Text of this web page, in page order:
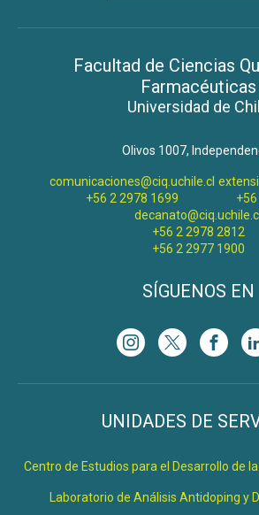
Facultad de Ciencias
Farmacéuticas
Universidad de
Olivos 1007,
comunicaciones@ciq.uchile.cl
+56 2 2978 1699
+56 2 2978 2812
+56 2 2977 1900
SÍGUENOS EN
UNIDADES DE
Centro de Estudios para el Desarrollo de la
Laboratorio de Análisis Antidoping y